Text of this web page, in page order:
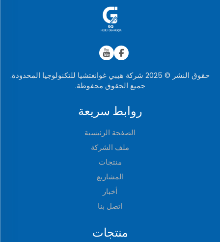
حقوق النشر © 2025 شركة هيبي غوانغتشيا للتكنولوجيا المحدودة.
جميع الحقوق محفوظة.
روابط سريعة
الصفحة الرئيسية
ملف الشركة
منتجات
المشاريع
أخبار
اتصل بنا
منتجات